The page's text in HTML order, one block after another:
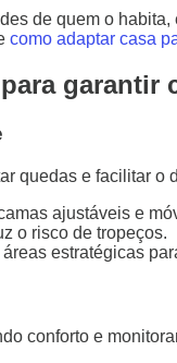
de quem o
como adaptar casa
quedas e facilitar
ajustáveis e
o risco de tropeços.
estratégicas
conforto e